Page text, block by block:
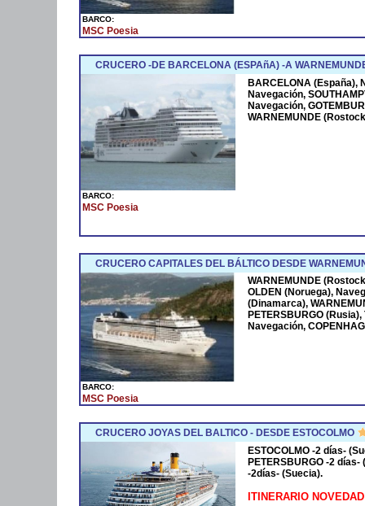
BARCO:
MSC Poesia
CRUCERO -DE BARCELONA (ESPAñA) -A
BARCO:
MSC Poesia
BARCELONA (España),
Navegación,
Navegación,
WARNEMUNDE
CRUCERO CAPITALES DEL BÁLTICO DESDE
BARCO:
MSC Poesia
WARNEMUNDE
OLDEN (Noruega),
(Dinamarca),
PETERSBURGO
Navegación,
CRUCERO JOYAS DEL BALTICO - DESDE ESTOCOLMO
ESTOCOLMO -2 días-
PETERSBURGO -2 días-
-2días- (Suecia).
ITINERARIO NOVEDAD